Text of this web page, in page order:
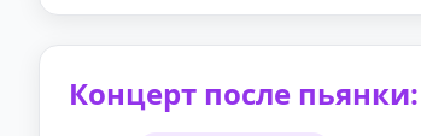
Концерт после